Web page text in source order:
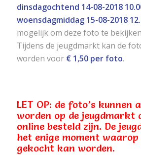
dinsdagochtend 14-08-2018
woensdagmiddag 15-08-2018
mogelijk om deze foto te
Tijdens de jeugdmarkt kan de
worden voor € 1,50 per foto.
LET OP: de foto’s kunnen
worden op de jeugdmarkt
online besteld zijn. De
het enige moment
gekocht kan worden.